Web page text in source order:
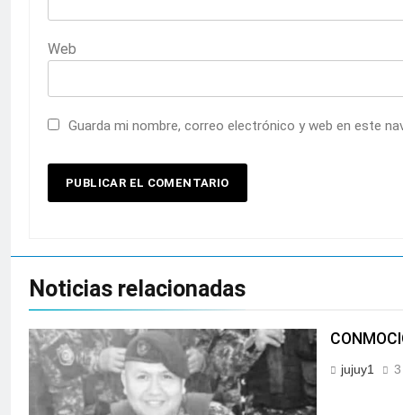
Web
Guarda mi nombre, correo electrónico y web en este
Noticias relacionadas
jujuy1